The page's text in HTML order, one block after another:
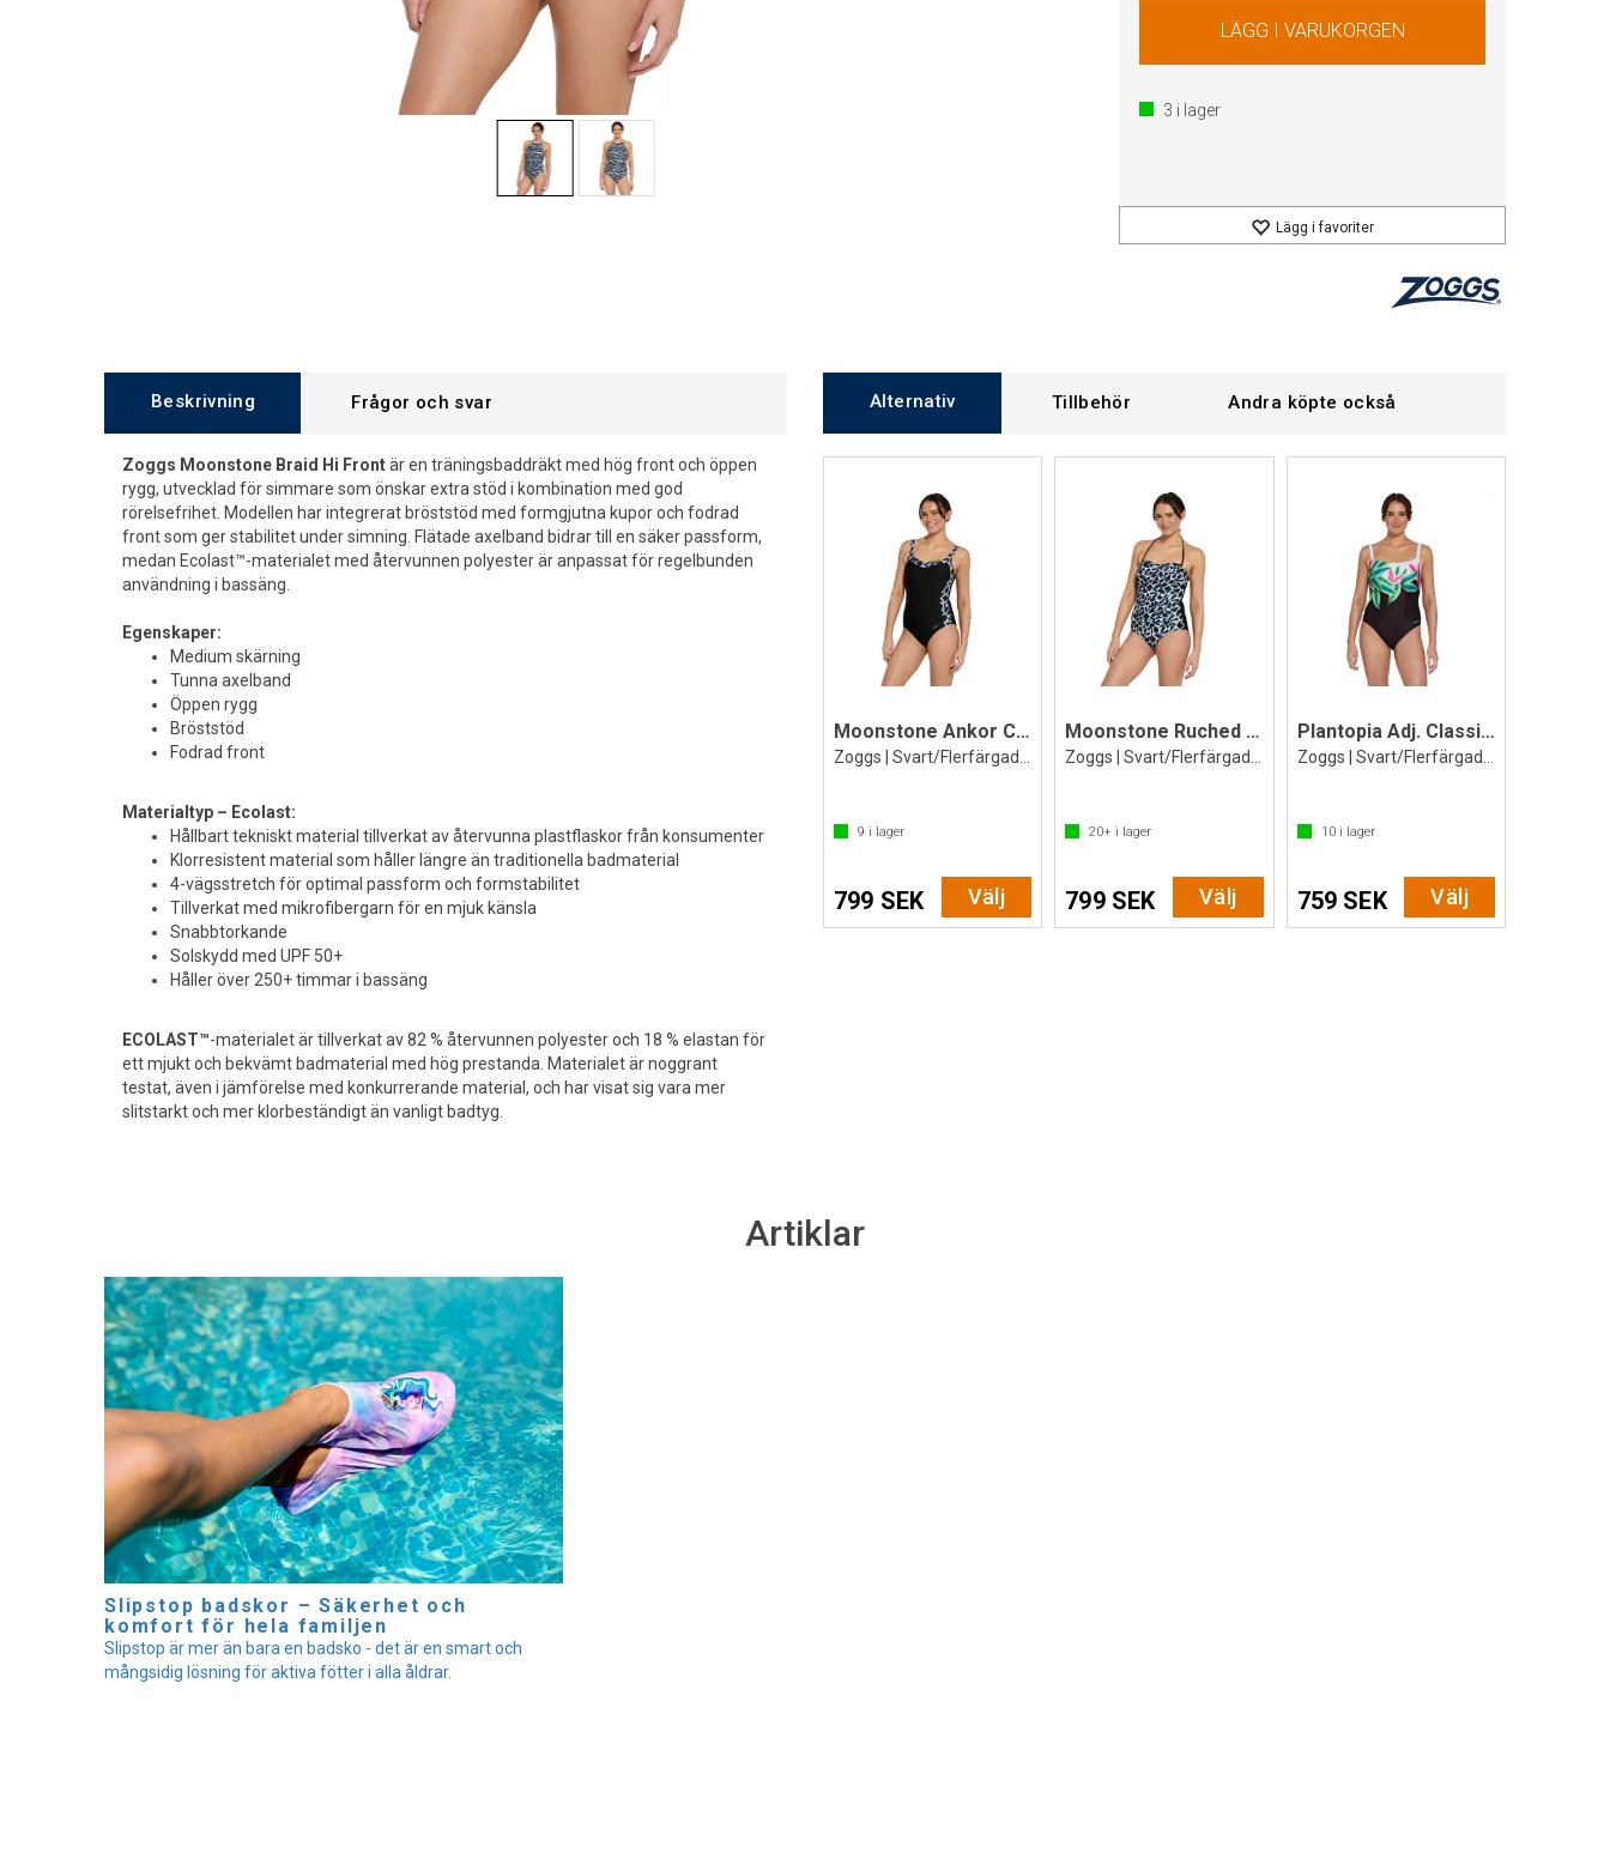
3 i lager
Lägg i favoriter
Beskrivning Frågor och svar
Zoggs Moonstone Braid Hi Frontär en träningsbaddräkt med hög front och öppen
rygg, utvecklad för simmare som önskar extra stöd i kombination med god
rörelsefrihet. Modellen har integrerat bröststöd med formgjutna kupor och fodrad
front som ger stabilitet under simning. Flätade axelband bidrar till en säker passform,
medan Ecolast™-materialet med återvunnen polyester är anpassat för regelbunden
användning i bassäng.
Egenskaper:
Medium skärning
Tunna axelband
Öppen rygg
Bröststöd
Fodrad front
Materialtyp – Ecolast:
Hållbart tekniskt material tillverkat av återvunna plastflaskor från konsumenter
Klorresistent material som håller längre än traditionella badmaterial
4-vägsstretch för optimal passform och formstabilitet
Tillverkat med mikrofibergarn för en mjuk känsla
Snabbtorkande
Solskydd med UPF 50+
Håller över 250+ timmar i bassäng
ECOLAST™-materialet är tillverkat av 82 % återvunnen polyester och 18 % elastan för
ett mjukt och bekvämt badmaterial med hög prestanda. Materialet är noggrant
testat, även i jämförelse med konkurrerande material, och har visat sig vara mer
slitstarkt och mer klorbeständigt än vanligt badtyg.
Alternativ Tillbehör Andra köpte också
Moonstone Ankor Clipback Baddräkt
9 i lager
799 SEK Välj
Moonstone Ruched Bandeau Baddräkt
20+ i lager
799 SEK Välj
Plantopia Adj. Classicback Baddräkt
10i lager
759 SEK Välj
Artiklar
Slipstop badskor – Säkerhet och
komfort för hela familjen
Slipstop är mer än bara en badsko - det är en smart och
mångsidig lösning för aktiva fötter i alla åldrar.